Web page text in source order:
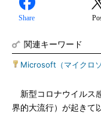
Share
関連キーワード
Microsoft（マイクロソ
新型コロナウイルス
界的大流行）が起きて